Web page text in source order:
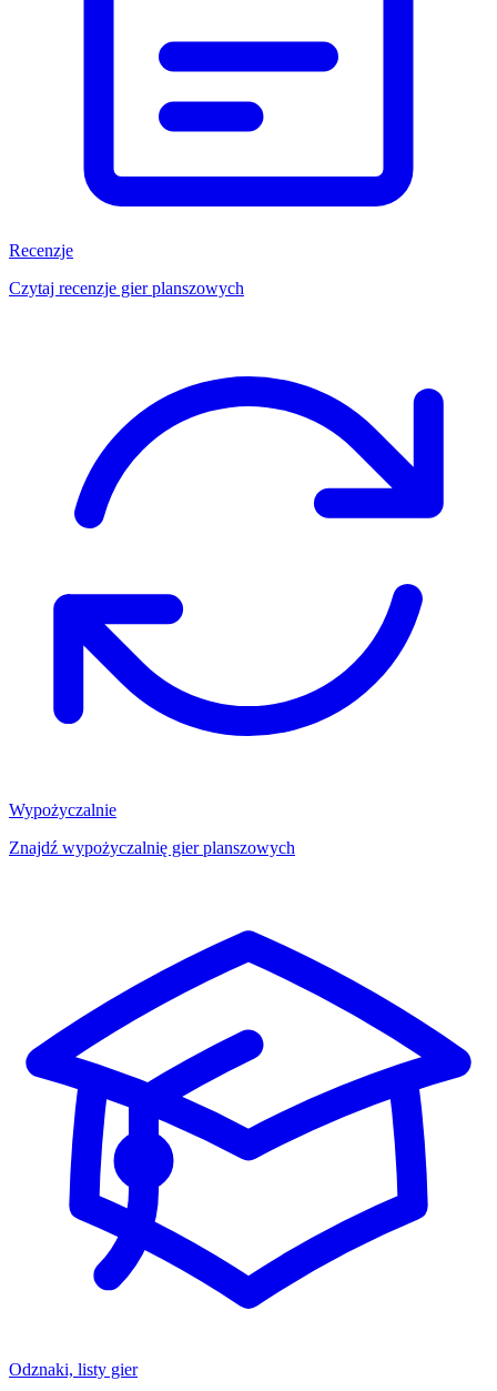
Recenzje
Czytaj recenzje gier planszowych
Wypożyczalnie
Znajdź wypożyczalnię gier planszowych
Odznaki, listy gier